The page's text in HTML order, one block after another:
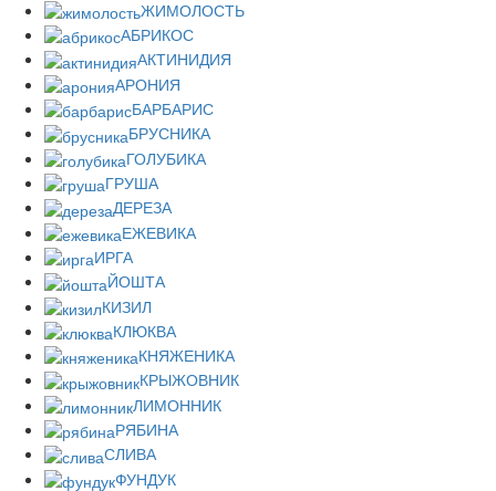
ЖИМОЛОСТЬ
АБРИКОС
АКТИНИДИЯ
АРОНИЯ
БАРБАРИС
БРУСНИКА
ГОЛУБИКА
ГРУША
ДЕРЕЗА
ЕЖЕВИКА
ИРГА
ЙОШТА
КИЗИЛ
КЛЮКВА
КНЯЖЕНИКА
КРЫЖОВНИК
ЛИМОННИК
РЯБИНА
СЛИВА
ФУНДУК